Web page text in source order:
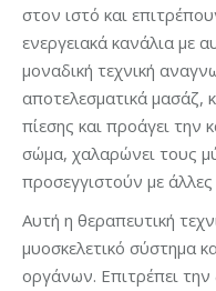
στον ιστό και
ενεργειακά κανάλια με
μοναδική τεχνική
αποτελεσματικά μασάζ,
πίεσης και προάγει την
σώμα, χαλαρώνει τους
προσεγγιστούν με άλλες
Αυτή η θεραπευτική
μυοσκελετικό σύστημα
οργάνων. Επιτρέπει